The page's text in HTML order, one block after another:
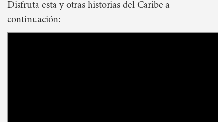
Disfruta esta y otras historias del Caribe a
continuación: